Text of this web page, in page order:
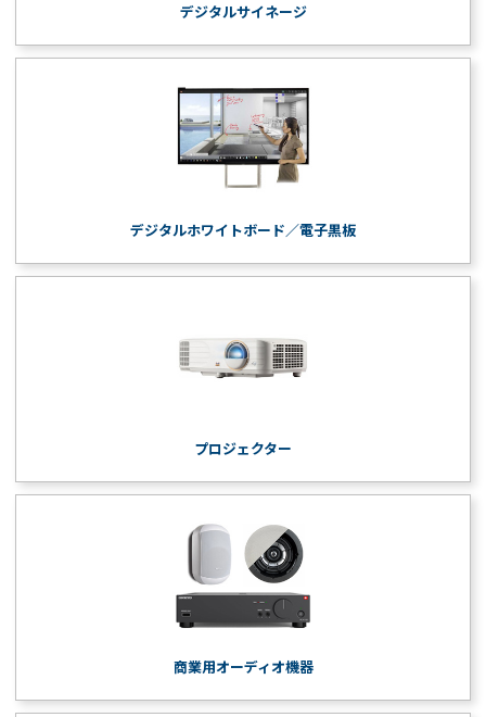
デジタルサイネージ
デジタルホワイトボード／電子黒板
プロジェクター
商業用オーディオ機器